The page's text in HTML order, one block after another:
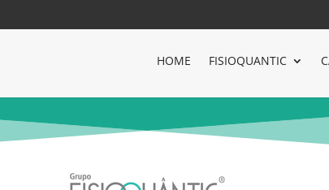
HOME FISIOQUANTIC